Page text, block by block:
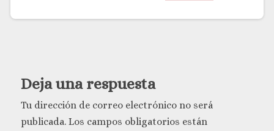
Deja una respuesta
Tu dirección de correo electrónico no será
publicada. Los campos obligatorios están